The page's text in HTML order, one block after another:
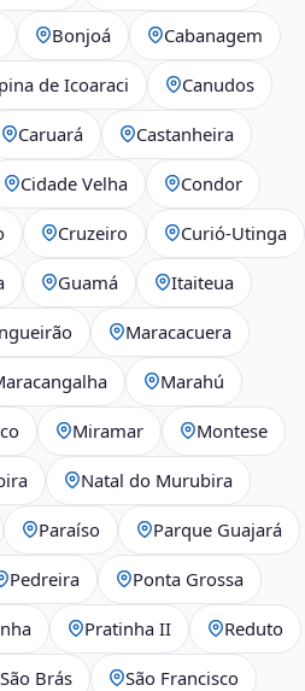
Bonjoá Cabanagem
de Icoaraci Canudos
Caruará Castanheira
Cidade Velha Condor
Cruzeiro Curió-Utinga
Guamá Itaiteua
Maracacuera
Marahú
Miramar Montese
Natal do Murubira
Paraíso Parque Guajará
Pedreira Ponta Grossa
Pratinha II Reduto
São Brás São Francisco